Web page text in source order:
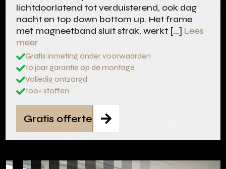
lichtdoorlatend tot verduisterend, ook dag
nacht en top down bottom up. Het frame
met magneetband sluit strak, werkt […] Lees
meer
Gratis inmeting onder voorwaarden
10 jaar garantie op de montage
Volledig ontzorgd
100+ stoffen

Gratis offerte